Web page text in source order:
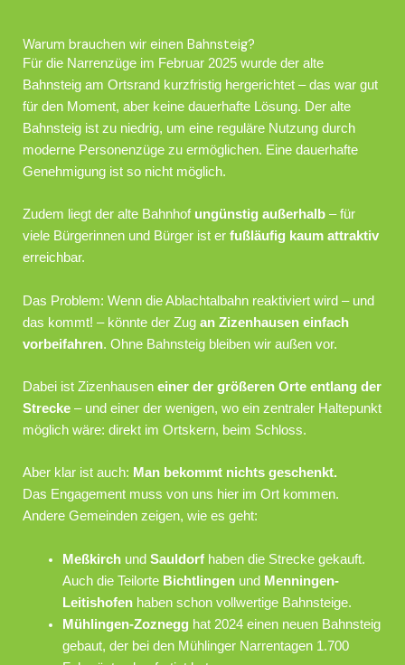
Warum brauchen wir einen Bahnsteig?
Für die Narrenzüge im Februar 2025 wurde der alte
Bahnsteig am Ortsrand kurzfristig hergerichtet – das war gut
für den Moment, aber keine dauerhafte Lösung. Der alte
Bahnsteig ist zu niedrig, um eine reguläre Nutzung durch
moderne Personenzüge zu ermöglichen. Eine dauerhafte
Genehmigung ist so nicht möglich.
Zudem liegt der alte Bahnhof ungünstig außerhalb – für
viele Bürgerinnen und Bürger ist er fußläufig kaum attraktiv
erreichbar.
Das Problem: Wenn die Ablachtalbahn reaktiviert wird – und
das kommt! – könnte der Zug an Zizenhausen einfach
vorbeifahren. Ohne Bahnsteig bleiben wir außen vor.
Dabei ist Zizenhausen einer der größeren Orte entlang der
Strecke – und einer der wenigen, wo ein zentraler Haltepunkt
möglich wäre: direkt im Ortskern, beim Schloss.
Aber klar ist auch: Man bekommt nichts geschenkt.
Das Engagement muss von uns hier im Ort kommen.
Andere Gemeinden zeigen, wie es geht:
Meßkirchund Sauldorfhaben die Strecke gekauft.
Auch die Teilorte Bichtlingenund Menningen-
Leitishofenhaben schon vollwertige Bahnsteige.
Mühlingen-Zoznegghat 2024 einen neuen Bahnsteig
gebaut, der bei den Mühlinger Narrentagen 1.700